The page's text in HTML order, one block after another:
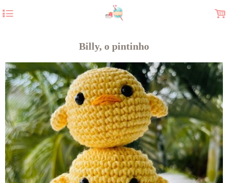
4 .
Billy, o pintinho